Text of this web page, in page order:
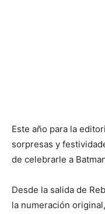
Este año para la
sorpresas y
de celebrarle a
Desde la salida de
la numeración